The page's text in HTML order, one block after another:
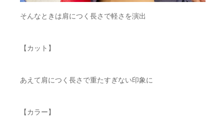
そんなときは肩につく長さで軽さを演出
【カット】
あえて肩につく長さで重たすぎない印象に
【カラー】